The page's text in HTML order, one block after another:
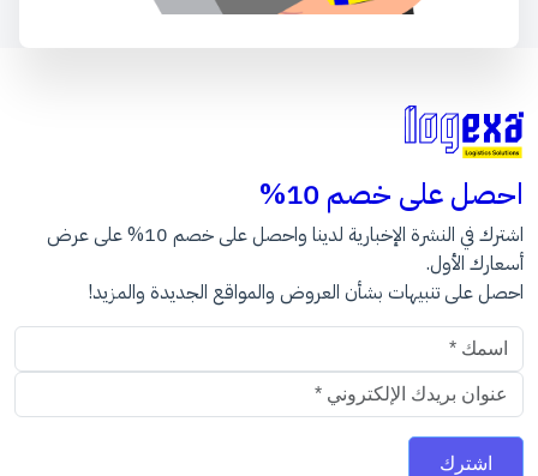
احصل على خصم 10%
اشترك في النشرة الإخبارية لدينا واحصل على خصم 10% على عرض
أسعارك الأول.
احصل على تنبيهات بشأن العروض والمواقع الجديدة والمزيد!
عنوان البريد الالكتروني
اشترك